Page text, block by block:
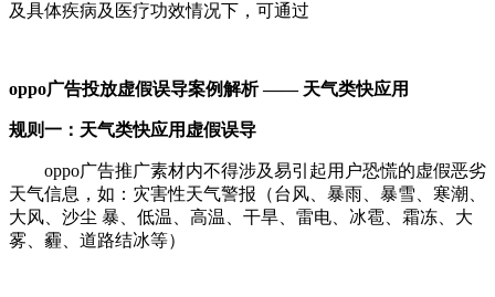
及具体疾病及医疗功效情况下，可通过
oppo广告投放虚假误导案例解析 —— 天气类快应用
规则一：天气类快应用虚假误导
oppo广告推广素材内不得涉及易引起用户恐慌的虚假恶劣
天气信息，如：灾害性天气警报（台风、暴雨、暴雪、寒潮、
大风、沙尘 暴、低温、高温、干旱、雷电、冰雹、霜冻、大
雾、霾、道路结冰等）